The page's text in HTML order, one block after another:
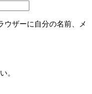
ウザーに自分の名前、メ
。